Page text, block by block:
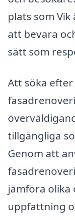
plats som
att bevara
sätt som
Att söka
tillgängliga
Genom att
jämföra
uppfattning